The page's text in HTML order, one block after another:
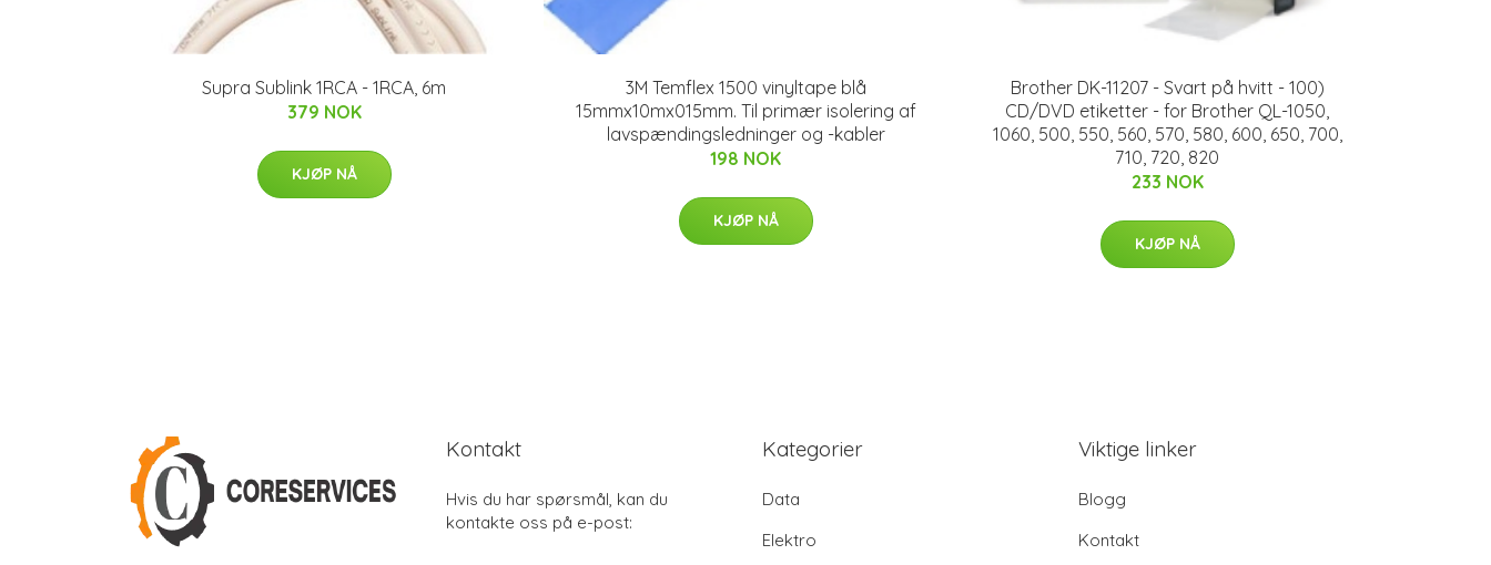
Supra Sublink 1RCA - 1RCA, 6m
379 NOK
KJØP NÅ
3M Temflex 1500 vinyltape blå
15mmx10mx015mm. Til primær isolering af
lavspændingsledninger og -kabler
198 NOK
KJØP NÅ
Brother DK-11207 - Svart på hvitt - 100)
CD/DVD etiketter - for Brother QL-1050,
1060, 500, 550, 560, 570, 580, 600, 650, 700,
710, 720, 820
233 NOK
KJØP NÅ
Kontakt
Hvis du har spørsmål, kan du
kontakte oss på e-post:
Kategorier
Data
Elektro
Viktige linker
Blogg
Kontakt